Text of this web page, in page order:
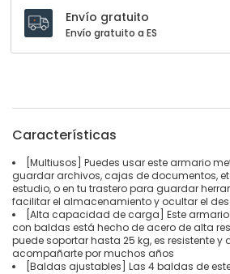
Envío gratuito
Envío gratuito a ES
Características
[Multiusos] Puedes usar este armario
guardar archivos, cajas de documentos,
estudio, o en tu trastero para guardar
facilitar el almacenamiento y ocultar el
[Alta capacidad de carga] Este armario
con baldas está hecho de acero de alta
puede soportar hasta 25 kg, es resistente y
acompañarte por muchos años
[Baldas ajustables] Las 4 baldas de